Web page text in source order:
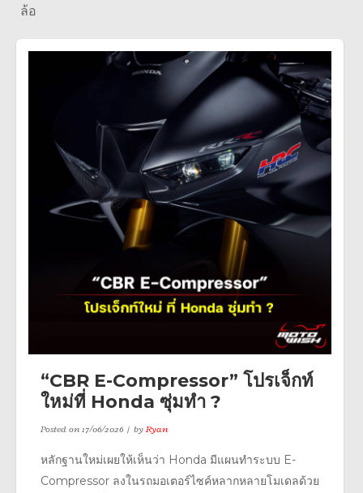
ล้อ
“CBR E-Compressor” โปรเจ็กท์
ใหม่ที่ Honda ซุ่มทำ ?
Posted on17/06/2026 byRyan
หลักฐานใหม่เผยให้เห็นว่า Honda มีแผนทำระบบ E-
Compressor ลงในรถมอเตอร์ไซค์หลากหลายโมเดลด้วย